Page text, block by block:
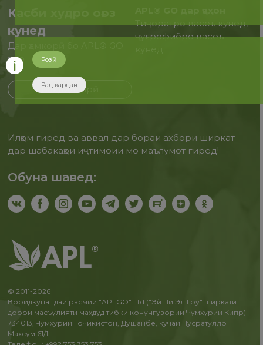
Касби худро оғоз
кунед
Дар ҳамкорӣ бо APL® GO
ҳоло
Бақайдгирӣ
Тиҷоратро васеъ кунед,
ҷуғрофиёро васеъ
Илҳом гиред ва аввал дар бораи ахбори ширкат
дар шабакаҳои иҷтимоии мо маълумот гиред!
Обуна шавед:
© 2011-2026
Воридкунандаи расмии "APLGO" Ltd ("Эй Пи Эл Гоу" ширкати
дорои масъулияти махдуд тибки конунгузории Чумхурии Кипр)
734013, Чумхурии Точикистон, Душанбе, кучаи Нусратулло
Махсум 61/1.
Розӣ
Рад кардан